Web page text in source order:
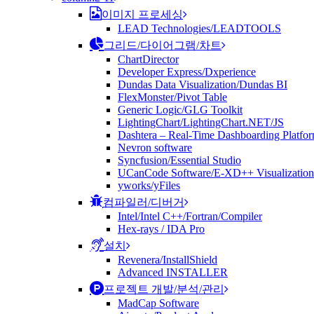
이미지 프로세싱
LEAD Technologies/LEADTOOLS
그리드/다이어그램/차트
ChartDirector
Developer Express/Dxperience
Dundas Data Visualization/Dundas BI
FlexMonster/Pivot Table
Generic Logic/GLG Toolkit
LightingChart/LightingChart.NET/JS
Dashtera – Real-Time Dashboarding
Nevron software
Syncfusion/Essential Studio
UCanCode Software/E-XD++ Visualization
yworks/yFiles
컴파일러/디버거
Intel/Intel C++/Fortran/Compiler
Hex-rays / IDA Pro
설치
Revenera/InstallShield
Advanced INSTALLER
프로젝트 개발/분석/관리
MadCap Software